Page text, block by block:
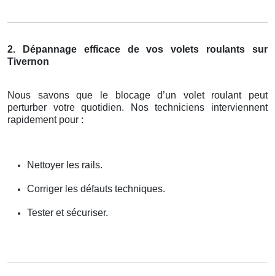
2. Dépannage efficace de vos volets roulants sur
Tivernon
Nous savons que le blocage d’un volet roulant peut
perturber votre quotidien. Nos techniciens interviennent
rapidement pour :
Nettoyer les rails.
Corriger les défauts techniques.
Tester et sécuriser.